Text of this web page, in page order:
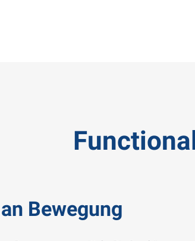
Bewegung